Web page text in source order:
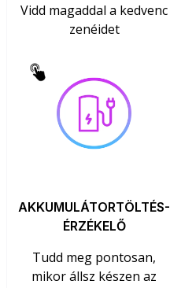
Vidd magaddal a kedvenc
zenéidet
AKKUMULÁTORTÖLTÉS-
ÉRZÉKELŐ
Tudd meg pontosan,
mikor állsz készen az